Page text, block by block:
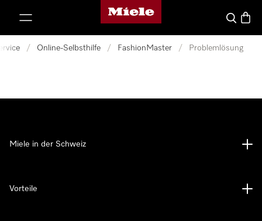
Miele-Homepage
Suche
/ Online-Selbsthilfe / FashionMaster / Problemlösung
Miele in der Schweiz
Vorteile